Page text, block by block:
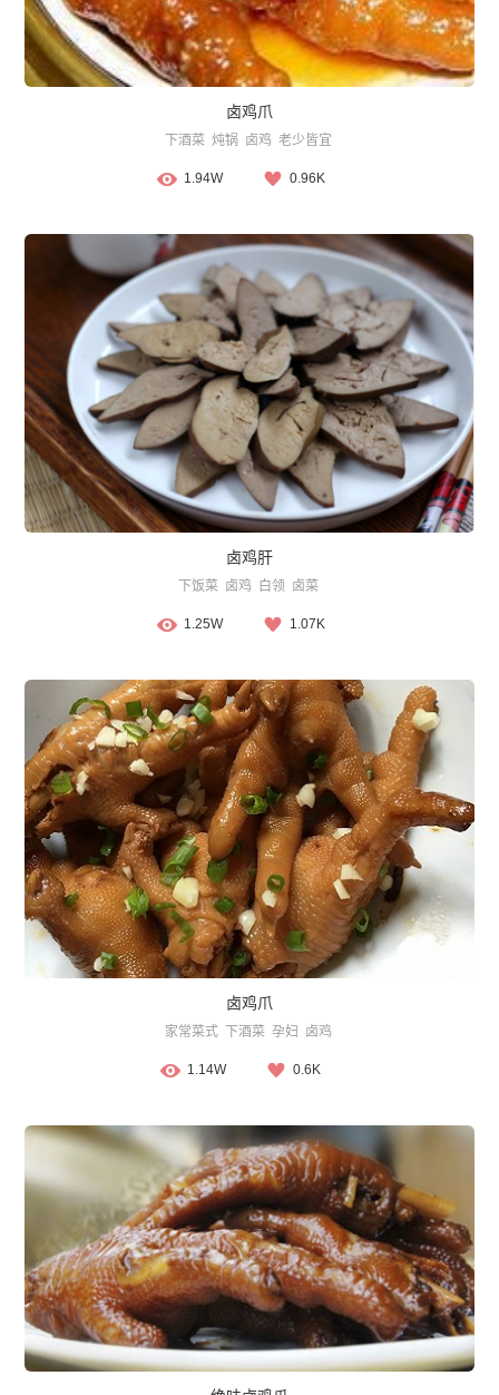
卤鸡爪
下酒菜 炖锅 卤鸡 老少皆宜
1.94W 0.96K
卤鸡肝
下饭菜 卤鸡 白领 卤菜
1.25W 1.07K
卤鸡爪
家常菜式 下酒菜 孕妇 卤鸡
1.14W 0.6K